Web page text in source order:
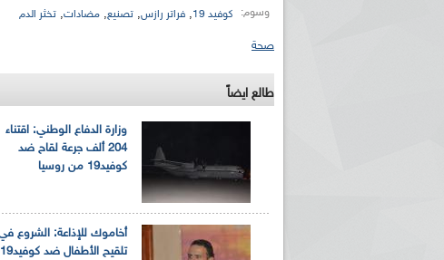
وسوم: كوفيد 19 , فراتر رازس, تصنيع, مضادات, تخثر الدم
صحة
طالع ايضاً
وزارة الدفاع الوطني: اقتناء
204 ألف جرعة لقاح ضد
كوفيد19 من روسيا
أخاموك للإذاعة: الشروع
تلقيح الأطفال ضد كوفيد19